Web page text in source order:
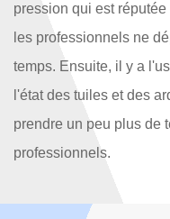
pression qui est
les professionnels ne
temps. Ensuite, il y a
l'état des tuiles et des
prendre un peu plus de
professionnels.